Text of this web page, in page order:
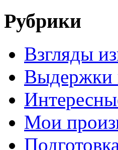
Рубрики
Взгляды
Выдержки
Мои